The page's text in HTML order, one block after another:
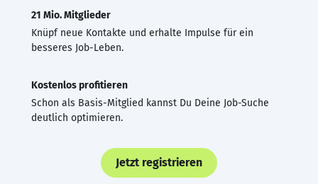
21 Mio. Mitglieder
Knüpf neue Kontakte und erhalte Impulse für ein
besseres Job-Leben.
Kostenlos profitieren
Schon als Basis-Mitglied kannst Du Deine Job-Suche
deutlich optimieren.
Jetzt registrieren